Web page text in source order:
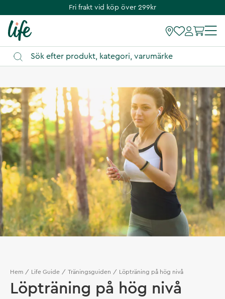
Fri frakt vid köp över 299kr
Hem Life Guide Träningsguiden Löpträning på hög nivå
Löpträning på hög nivå